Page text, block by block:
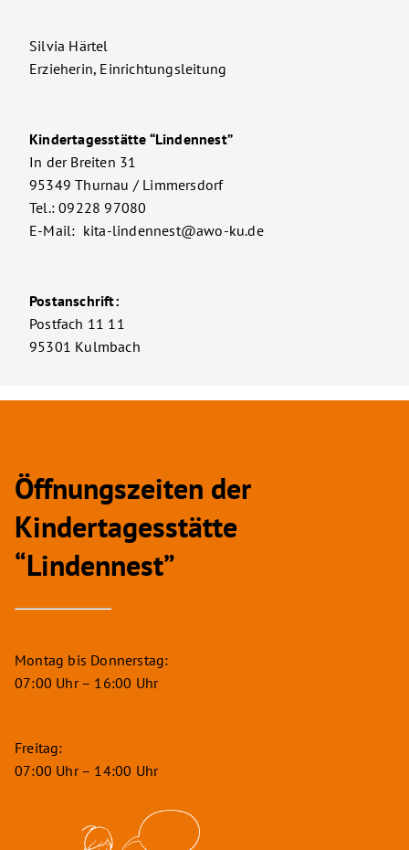
Silvia Härtel
Erzieherin, Einrichtungsleitung
Kindertagesstätte “Lindennest”
In der Breiten 31
95349 Thurnau / Limmersdorf
Tel.: 09228 97080
E-Mail: kita-lindennest@awo-ku.de
Postanschrift:
Postfach 11 11
95301 Kulmbach
Öffnungszeiten der
Kindertagesstätte
“Lindennest”
Montag bis Donnerstag:
07:00 Uhr – 16:00 Uhr
Freitag:
07:00 Uhr – 14:00 Uhr